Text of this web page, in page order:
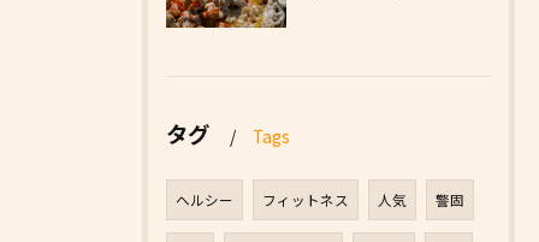
タグ Tags
ヘルシー フィットネス 人気 警固